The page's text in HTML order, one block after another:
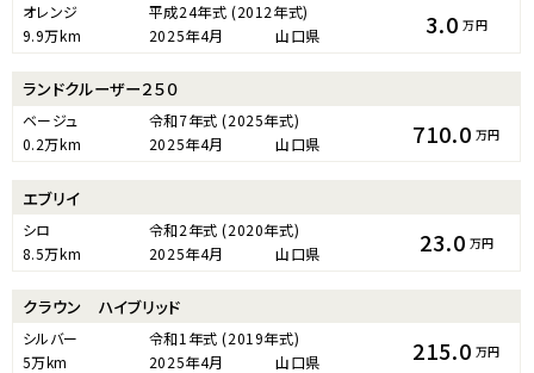
オレンジ 平成24年式 (2012年式)
9.9万km
2025年4月 山口県 3.0 万円
ランドクルーザー２５０
ベージュ 令和7年式 (2025年式)
0.2万km
2025年4月 山口県 710.0 万円
エブリイ
シロ 令和2年式 (2020年式)
8.5万km
2025年4月 山口県 23.0 万円
クラウン ハイブリッド
シルバー 令和1年式 (2019年式)
5万km
2025年4月 山口県 215.0 万円